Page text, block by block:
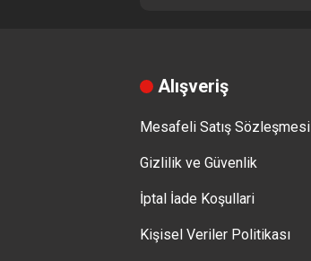
Alışveriş
Mesafeli Satış Sözleşmesi
Gizlilik ve Güvenlik
İptal İade Koşullari
Kişisel Veriler Politikası